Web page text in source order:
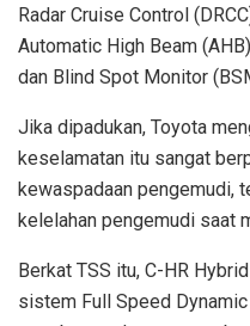
Radar Cruise Control
Automatic High Beam
dan Blind Spot Monitor
Jika dipadukan, Toyota
keselamatan itu sangat
kewaspadaan pengemudi,
kelelahan pengemudi saat
Berkat TSS itu, C-HR
sistem Full Speed